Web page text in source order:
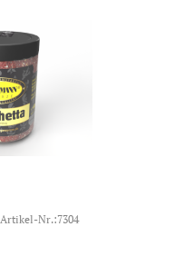
Artikel-Nr.:7304